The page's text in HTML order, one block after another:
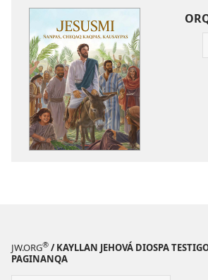
JW.ORG® / KAYLLAN JEHOVÁ DIOSPA
PAGINANQA